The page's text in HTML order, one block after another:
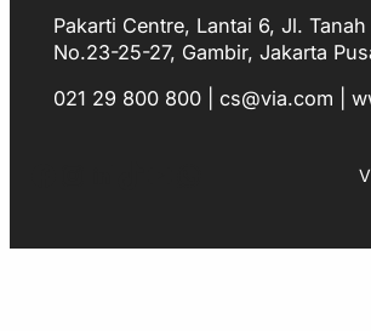
Pakarti Centre, Lantai 6, Jl. Tanah
No.23-25-27, Gambir, Jakarta
021 29 800 800 | cs@via.com |